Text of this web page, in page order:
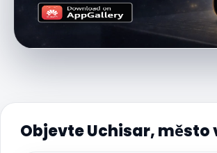
Objevte Uchisar, město